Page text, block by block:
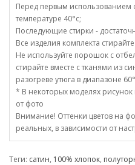
Перед первым использованием
температуре 40°c;
Последующие стирки -
Все изделия комплекта
Не используйте порошок с
стирайте вместе с тканями из
разогреве утюга в диапазоне
* В некоторых моделях рисунок
от фото
Внимание! Оттенки цветов на
реальных, в зависимости от
Теги: сатин, 100% хлопок,